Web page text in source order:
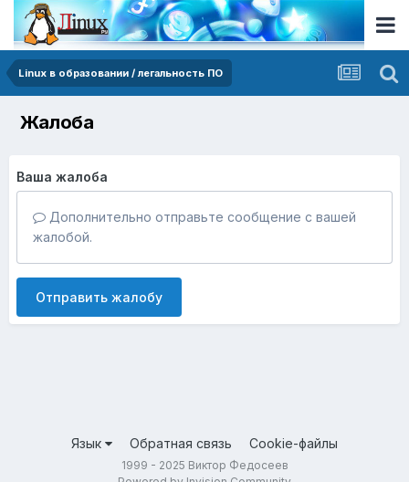
Linux в образовании / легальность ПО
Жалоба
Ваша жалоба
Дополнительно отправьте сообщение с вашей
жалобой.
Отправить жалобу
Язык Обратная связь Cookie-файлы
1999 - 2025 Виктор Федосеев